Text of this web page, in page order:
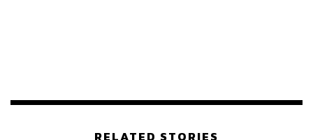
ในการเดินป่าจนกลายเป็นนิสัยติดตัวมาถึงตอนนี้ คือ